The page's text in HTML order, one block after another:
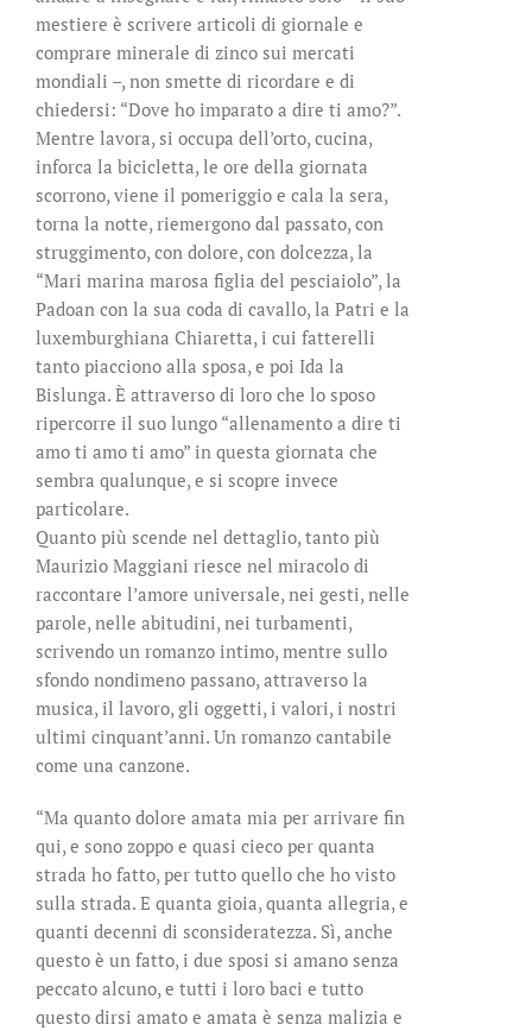
mestiere è scrivere articoli di giornale e
comprare minerale di zinco sui mercati
mondiali –, non smette di ricordare e di
chiedersi: “Dove ho imparato a dire ti amo?”.
Mentre lavora, si occupa dell’orto, cucina,
inforca la bicicletta, le ore della giornata
scorrono, viene il pomeriggio e cala la sera,
torna la notte, riemergono dal passato, con
struggimento, con dolore, con dolcezza, la
“Mari marina marosa figlia del pesciaiolo”, la
Padoan con la sua coda di cavallo, la Patri e la
luxemburghiana Chiaretta, i cui fatterelli
tanto piacciono alla sposa, e poi Ida la
Bislunga. È attraverso di loro che lo sposo
ripercorre il suo lungo “allenamento a dire ti
amo ti amo ti amo” in questa giornata che
sembra qualunque, e si scopre invece
particolare.
Quanto più scende nel dettaglio, tanto più
Maurizio Maggiani riesce nel miracolo di
raccontare l’amore universale, nei gesti, nelle
parole, nelle abitudini, nei turbamenti,
scrivendo un romanzo intimo, mentre sullo
sfondo nondimeno passano, attraverso la
musica, il lavoro, gli oggetti, i valori, i nostri
ultimi cinquant’anni. Un romanzo cantabile
come una canzone.
“Ma quanto dolore amata mia per arrivare fin
qui, e sono zoppo e quasi cieco per quanta
strada ho fatto, per tutto quello che ho visto
sulla strada. E quanta gioia, quanta allegria, e
quanti decenni di sconsideratezza. Sì, anche
questo è un fatto, i due sposi si amano senza
peccato alcuno, e tutti i loro baci e tutto
questo dirsi amato e amata è senza malizia e